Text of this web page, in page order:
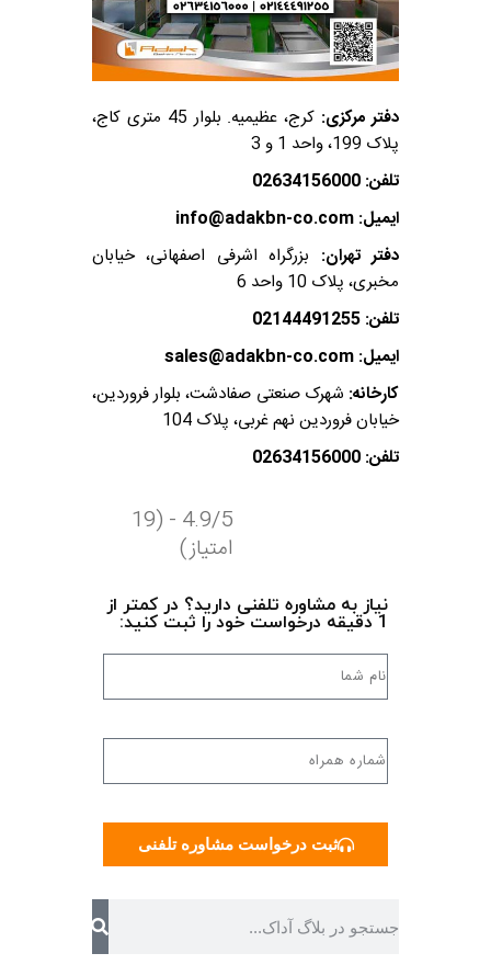
دفتر مرکزی:
کرج، عظیمیه. بلوار 45 متری کاج،
پلاک 199، واحد 1 و 3
تلفن: 02634156000
ایمیل: info@adakbn-co.com
دفتر تهران: بزرگراه اشرفی اصفهانی، خیابان
مخبری، پلاک 10 واحد 6
تلفن: 02144491255
ایمیل: sales@adakbn-co.com
کارخانه: شهرک صنعتی صفادشت، بلوار فروردین،
خیابان فروردین نهم غربی، پلاک 104
تلفن: 02634156000
4.9/5 - (19
امتیاز)
نیاز به مشاوره تلفنی دارید؟ در کمتر از
1 دقیقه درخواست خود را ثبت کنید:
ثبت درخواست مشاوره تلفنی